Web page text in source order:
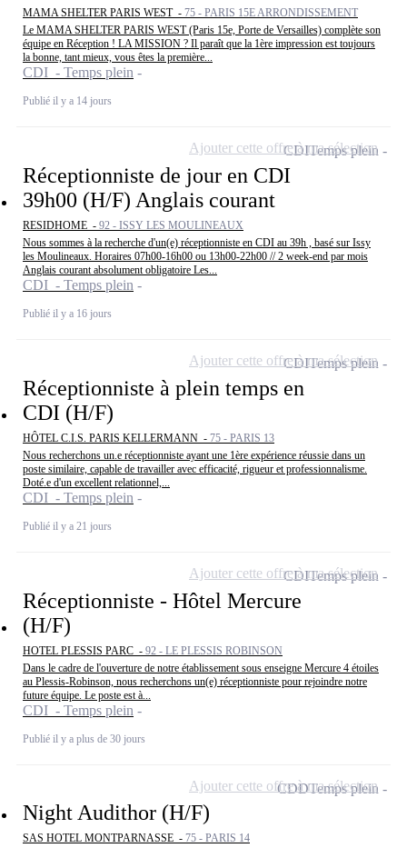
MAMA SHELTER PARIS WEST - 75 - PARIS 15E ARRONDISSEMENT
Le MAMA SHELTER PARIS WEST (Paris 15e, Porte de Versailles) complète son
équipe en Réception ! LA MISSION ? Il paraît que la 1ère impression est toujours
la bonne, tant mieux, vous êtes la première...
CDI - Temps plein
Publié il y a 14 jours
Réceptionniste de jour en CDI
39h00 (H/F) Anglais courant
RESIDHOME - 92 - ISSY LES MOULINEAUX
Nous sommes à la recherche d'un(e) réceptionniste en CDI au 39h , basé sur Issy
les Moulineaux. Horaires 07h00-16h00 ou 13h00-22h00 // 2 week-end par mois
Anglais courant absolument obligatoire Les...
CDI - Temps plein
Publié il y a 16 jours
CDITemps plein
Ajouter cette offre à ma sélection
Réceptionniste à plein temps en
CDI (H/F)
HÔTEL C.I.S. PARIS KELLERMANN - 75 - PARIS 13
Nous recherchons un.e réceptionniste ayant une 1ère expérience réussie dans un
poste similaire, capable de travailler avec efficacité, rigueur et professionnalisme.
Doté.e d'un excellent relationnel,...
CDI - Temps plein
Publié il y a 21 jours
CDITemps plein
Ajouter cette offre à ma sélection
Réceptionniste - Hôtel Mercure
(H/F)
HOTEL PLESSIS PARC - 92 - LE PLESSIS ROBINSON
Dans le cadre de l'ouverture de notre établissement sous enseigne Mercure 4 étoiles
au Plessis-Robinson, nous recherchons un(e) réceptionniste pour rejoindre notre
future équipe. Le poste est à...
CDI - Temps plein
Publié il y a plus de 30 jours
CDITemps plein
Ajouter cette offre à ma sélection
Night Audithor (H/F)
SAS HOTEL MONTPARNASSE - 75 - PARIS 14
CDDTemps plein
Ajouter cette offre à ma sélection